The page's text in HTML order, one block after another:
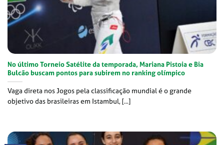
No último Torneio Satélite da temporada, Mariana Pistoia e Bia
Bulcão buscam pontos para subirem no ranking olímpico
Vaga direta nos Jogos pela classificação mundial é o grande
objetivo das brasileiras em Istambul, [...]